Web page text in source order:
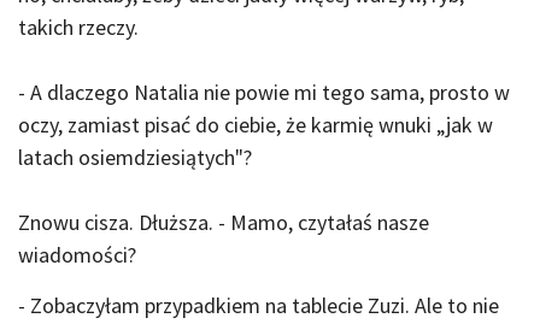
takich rzeczy.
- A dlaczego Natalia nie powie mi tego sama, prosto w
oczy, zamiast pisać do ciebie, że karmię wnuki „jak w
latach osiemdziesiątych"?
Znowu cisza. Dłuższa. - Mamo, czytałaś nasze
wiadomości?
- Zobaczyłam przypadkiem na tablecie Zuzi. Ale to nie